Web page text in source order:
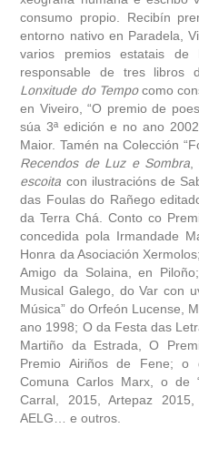
consumo propio. Recibín
entorno nativo en Paradela,
varios premios estatais
responsable de tres libros
Lonxitude do Tempocomo
en Viveiro, “O premio de
súa 3ª edición e no ano
Maior. Tamén na Colección
Recendos de Luz e Sombra,
escoita con ilustracións de
das Foulas do Rañego
da Terra Chá. Conto co
concedida pola Irmandade
Honra da Asociación
Amigo da Solaina, en
Musical Galego, do Var con
Música” do Orfeón Lucense,
ano 1998; O da Festa das
Martiño da Estrada, O
Premio Airiños de Fene; o
Comuna Carlos Marx, o de
Carral, 2015, Artepaz
AELG… e outros.